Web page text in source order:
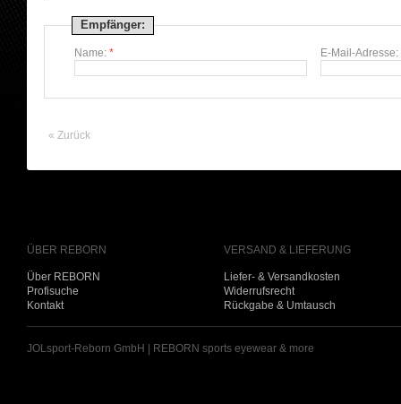
Empfänger:
*
Name: E-Mail-Adresse:
« Zurück
ÜBER REBORN VERSAND & LIEFERUNG
Über REBORN
Profisuche
Kontakt
Liefer- & Versandkosten
Widerrufsrecht
Rückgabe & Umtausch
JOLsport-Reborn GmbH | REBORN sports eyewear & more